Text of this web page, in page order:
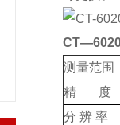
测量范围
精 度
分 辨 率